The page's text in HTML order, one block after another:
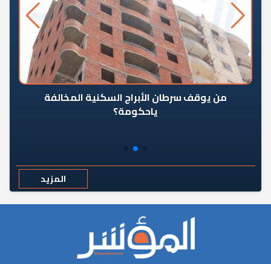
من يوقف سرطان الأبراج السكنية المخالفة
ياحكومة؟
المزيد